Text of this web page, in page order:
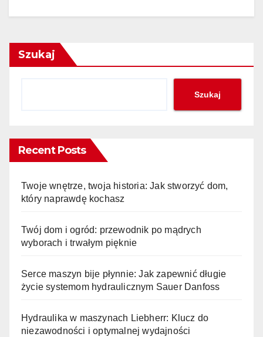
Szukaj
Szukaj
Recent Posts
Twoje wnętrze, twoja historia: Jak stworzyć dom,
który naprawdę kochasz
Twój dom i ogród: przewodnik po mądrych
wyborach i trwałym pięknie
Serce maszyn bije płynnie: Jak zapewnić długie
życie systemom hydraulicznym Sauer Danfoss
Hydraulika w maszynach Liebherr: Klucz do
niezawodności i optymalnej wydajności